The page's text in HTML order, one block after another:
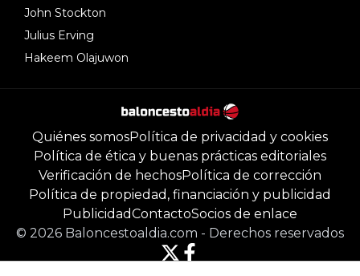
John Stockton
Julius Erving
Hakeem Olajuwon
Quiénes somosPolítica de privacidad y cookies
Política de ética y buenas prácticas editoriales
Verificación de hechosPolítica de corrección
Política de propiedad, financiación y publicidad
PublicidadContactoSocios de enlace
© 2026 Baloncestoaldia.com - Derechos reservados